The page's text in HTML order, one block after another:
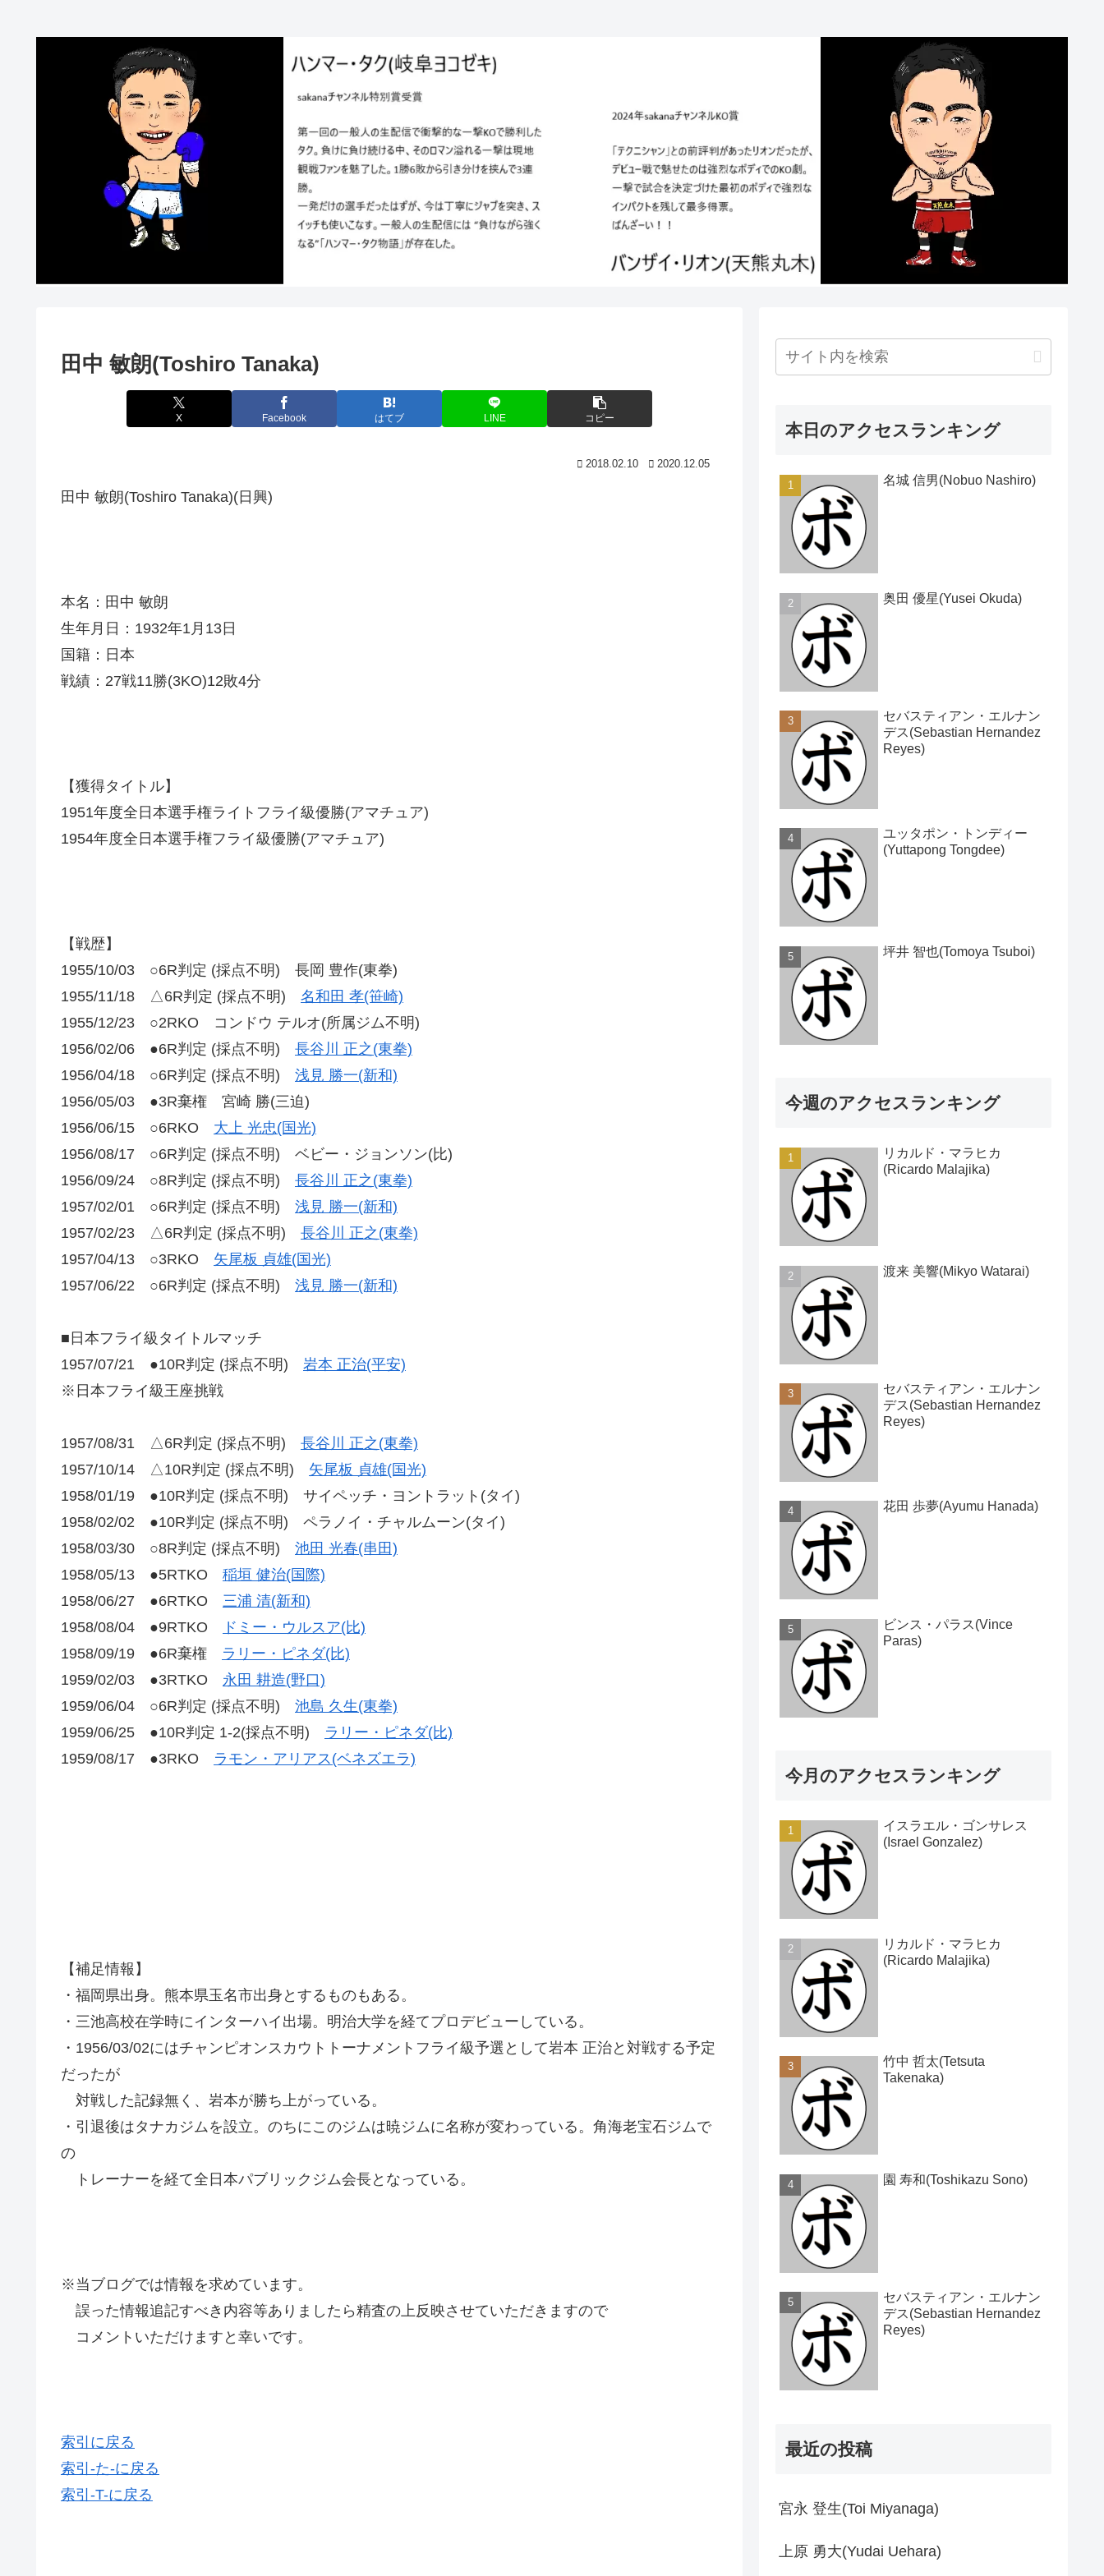
田中 敏朗(Toshiro Tanaka)
X Facebook はてブ LINE コピー
2018.02.10 2020.12.05
田中 敏朗(Toshiro Tanaka)(日興)
本名：田中 敏朗
生年月日：1932年1月13日
国籍：日本
戦績：27戦11勝(3KO)12敗4分
【獲得タイトル】
1951年度全日本選手権ライトフライ級優勝(アマチュア)
1954年度全日本選手権フライ級優勝(アマチュア)
【戦歴】
1955/10/03 ○6R判定 (採点不明) 長岡 豊作(東拳)
1955/11/18 △6R判定 (採点不明) 名和田 孝(笹崎)
1955/12/23 ○2RKO コンドウ テルオ(所属ジム不明)
1956/02/06 ●6R判定 (採点不明) 長谷川 正之(東拳)
1956/04/18 ○6R判定 (採点不明) 浅見 勝一(新和)
1956/05/03 ●3R棄権 宮崎 勝(三迫)
1956/06/15 ○6RKO 大上 光忠(国光)
1956/08/17 ○6R判定 (採点不明) ベビー・ジョンソン(比)
1956/09/24 ○8R判定 (採点不明) 長谷川 正之(東拳)
1957/02/01 ○6R判定 (採点不明) 浅見 勝一(新和)
1957/02/23 △6R判定 (採点不明) 長谷川 正之(東拳)
1957/04/13 ○3RKO 矢尾板 貞雄(国光)
1957/06/22 ○6R判定 (採点不明) 浅見 勝一(新和)
■日本フライ級タイトルマッチ
1957/07/21 ●10R判定 (採点不明) 岩本 正治(平安)
※日本フライ級王座挑戦
1957/08/31 △6R判定 (採点不明) 長谷川 正之(東拳)
1957/10/14 △10R判定 (採点不明) 矢尾板 貞雄(国光)
1958/01/19 ●10R判定 (採点不明) サイペッチ・ヨントラット(タイ)
1958/02/02 ●10R判定 (採点不明) ペラノイ・チャルムーン(タイ)
1958/03/30 ○8R判定 (採点不明) 池田 光春(串田)
1958/05/13 ●5RTKO 稲垣 健治(国際)
1958/06/27 ●6RTKO 三浦 清(新和)
1958/08/04 ●9RTKO
ドミー・ウルスア(比)
1958/09/19 ●6R棄権 ラリー・ピネダ(比)
1959/02/03 ●3RTKO 永田 耕造(野口)
1959/06/04 ○6R判定 (採点不明) 池島 久生(東拳)
1959/06/25 ●10R判定 1-2(採点不明) ラリー・ピネダ(比)
1959/08/17 ●3RKO ラモン・アリアス(ベネズエラ)
【補足情報】
・福岡県出身。熊本県玉名市出身とするものもある。
・三池高校在学時にインターハイ出場。明治大学を経てプロデビューしている。
・1956/03/02にはチャンピオンスカウトトーナメントフライ級予選として岩本 正治と対戦する予定
だったが
対戦した記録無く、岩本が勝ち上がっている。
・引退後はタナカジムを設立。のちにこのジムは暁ジムに名称が変わっている。角海老宝石ジムで
の
トレーナーを経て全日本パブリックジム会長となっている。
※当ブログでは情報を求めています。
誤った情報追記すべき内容等ありましたら精査の上反映させていただきますので
コメントいただけますと幸いです。
索引に戻る
索引-た-に戻る
索引-T-に戻る
本日のアクセスランキング
名城 信男(Nobuo Nashiro)
奥田 優星(Yusei Okuda)
セバスティアン・エルナン
デス(Sebastian Hernandez
Reyes)
ユッタポン・トンディー
(Yuttapong Tongdee)
坪井 智也(Tomoya Tsuboi)
今週のアクセスランキング
リカルド・マラヒカ
(Ricardo Malajika)
渡来 美響(Mikyo Watarai)
セバスティアン・エルナン
デス(Sebastian Hernandez
Reyes)
花田 歩夢(Ayumu Hanada)
ビンス・パラス(Vince
Paras)
今月のアクセスランキング
イスラエル・ゴンサレス
(Israel Gonzalez)
リカルド・マラヒカ
(Ricardo Malajika)
竹中 哲太(Tetsuta
Takenaka)
園 寿和(Toshikazu Sono)
セバスティアン・エルナン
デス(Sebastian Hernandez
Reyes)
最近の投稿
宮永 登生(Toi Miyanaga)
上原 勇大(Yudai Uehara)